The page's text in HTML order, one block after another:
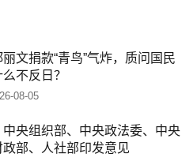
丽文捐款“青鸟”气炸，质问国民
不反日？
08-05
中央组织部、中央政法委、中央
政部、人社部印发意见